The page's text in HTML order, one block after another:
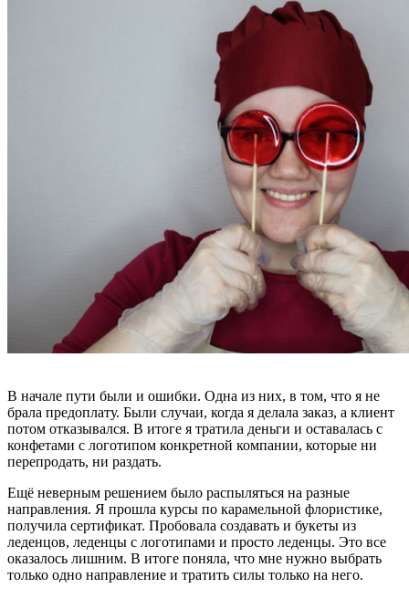
В начале пути были и ошибки. Одна из них, в том, что я не
брала предоплату. Были случаи, когда я делала заказ, а клиент
потом отказывался. В итоге я тратила деньги и оставалась с
конфетами с логотипом конкретной компании, которые ни
перепродать, ни раздать.
Ещё неверным решением было распыляться на разные
направления. Я прошла курсы по карамельной флористике,
получила сертификат. Пробовала создавать и букеты из
леденцов, леденцы с логотипами и просто леденцы. Это все
оказалось лишним. В итоге поняла, что мне нужно выбрать
только одно направление и тратить силы только на него.